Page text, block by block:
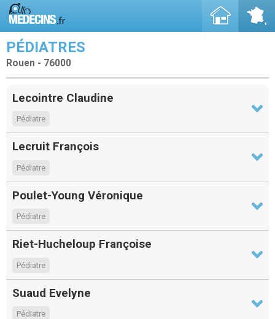
PÉDIATRES
Rouen - 76000
Lecointre Claudine
Pédiatre
Lecruit François
Pédiatre
Poulet-Young Véronique
Pédiatre
Riet-Hucheloup Françoise
Pédiatre
Suaud Evelyne
Pédiatre